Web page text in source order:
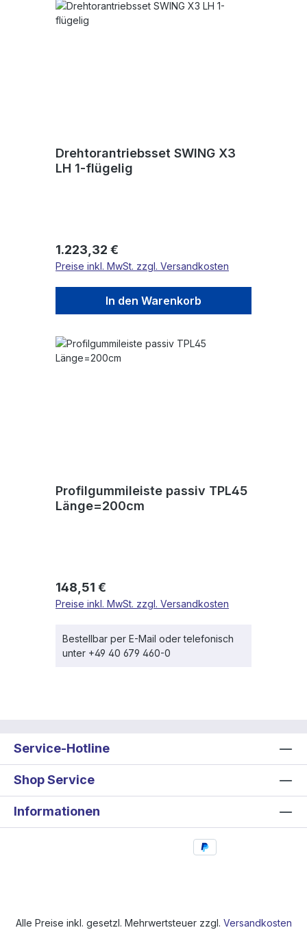
Drehtorantriebsset SWING X3
LH 1-flügelig
Regulärer Preis:
1.223,32 €
Preise inkl. MwSt. zzgl. Versandkosten
In den Warenkorb
Profilgummileiste passiv TPL45
Länge=200cm
Regulärer Preis:
148,51 €
Preise inkl. MwSt. zzgl. Versandkosten
Bestellbar per E-Mail oder telefonisch
unter +49 40 679 460-0
Service-Hotline
Shop Service
Informationen
Alle Preise inkl. gesetzl. Mehrwertsteuer zzgl. Versandkosten